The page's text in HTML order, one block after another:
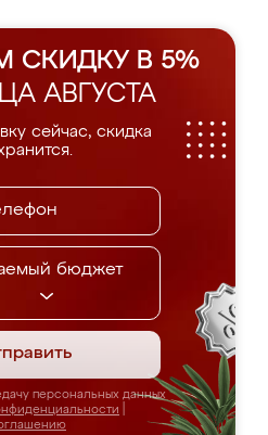
СКИДКУ В 5%
АВГУСТА
сейчас, скидка
бюджет
персональных данных